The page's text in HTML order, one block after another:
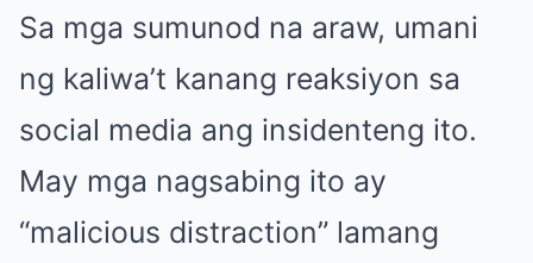
Sa mga sumunod na araw, umani
ng kaliwa’t kanang reaksiyon sa
social media ang insidenteng ito.
May mga nagsabing ito ay
“malicious distraction” lamang